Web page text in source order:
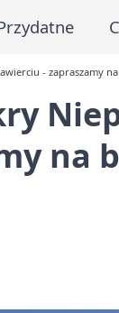
- zapraszamy
na